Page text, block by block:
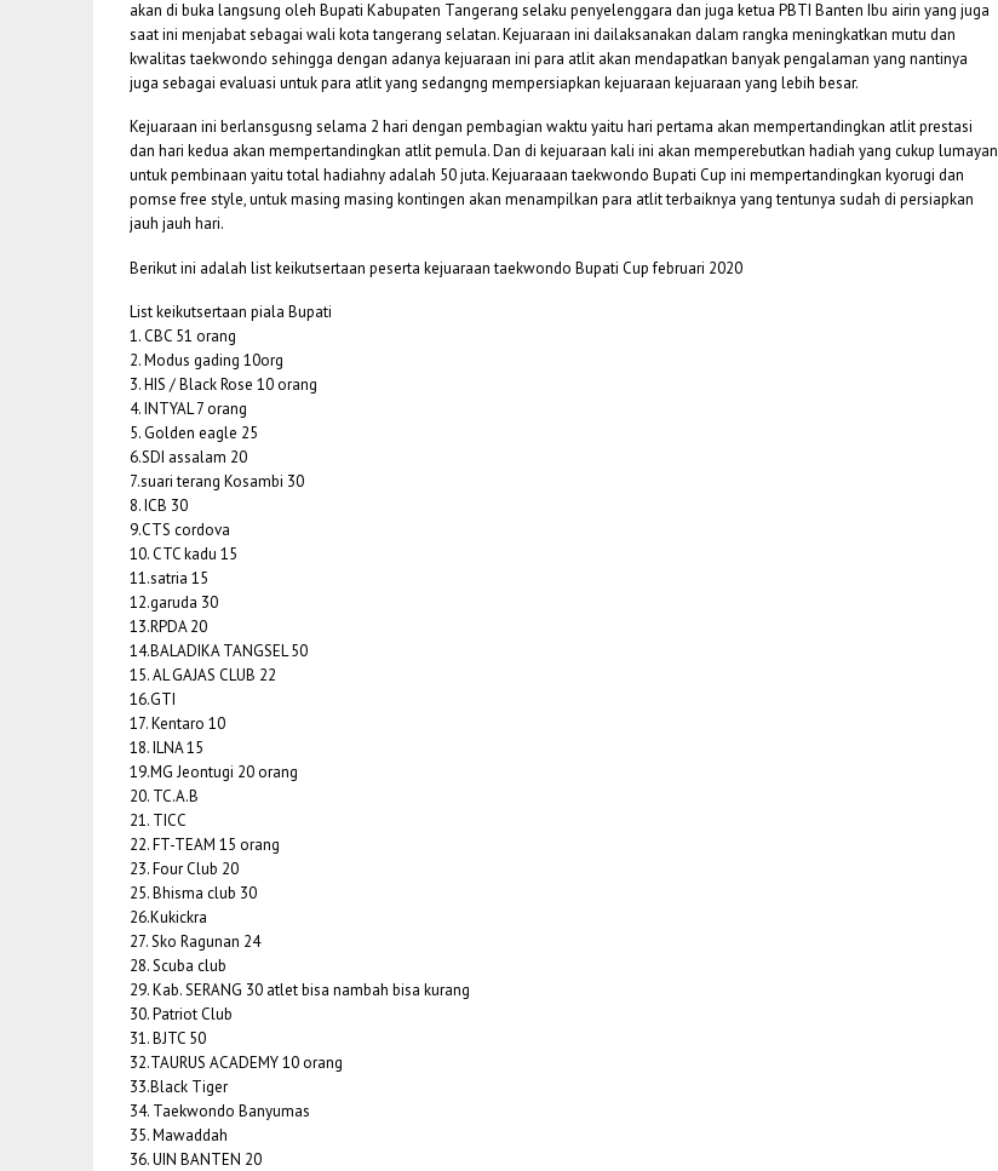
akan di buka langsung oleh Bupati Kabupaten Tangerang selaku penyelenggara dan juga ketua PBTI Banten Ibu airin yang juga
saat ini menjabat sebagai wali kota tangerang selatan. Kejuaraan ini dailaksanakan dalam rangka meningkatkan mutu dan
kwalitas taekwondo sehingga dengan adanya kejuaraan ini para atlit akan mendapatkan banyak pengalaman yang nantinya
juga sebagai evaluasi untuk para atlit yang sedangng mempersiapkan kejuaraan kejuaraan yang lebih besar.
Kejuaraan ini berlansgusng selama 2 hari dengan pembagian waktu yaitu hari pertama akan mempertandingkan atlit prestasi
dan hari kedua akan mempertandingkan atlit pemula. Dan di kejuaraan kali ini akan memperebutkan hadiah yang cukup lumayan
untuk pembinaan yaitu total hadiahny adalah 50 juta. Kejuaraaan taekwondo Bupati Cup ini mempertandingkan kyorugi dan
pomse free style, untuk masing masing kontingen akan menampilkan para atlit terbaiknya yang tentunya sudah di persiapkan
jauh jauh hari.
Berikut ini adalah list keikutsertaan peserta kejuaraan taekwondo Bupati Cup februari 2020
List keikutsertaan piala Bupati
1. CBC 51 orang
2. Modus gading 10org
3. HIS / Black Rose 10 orang
4. INTYAL 7 orang
5. Golden eagle 25
6.SDI assalam 20
7.suari terang Kosambi 30
8. ICB 30
9.CTS cordova
10. CTC kadu 15
11.satria 15
12.garuda 30
13.RPDA 20
14.BALADIKA TANGSEL 50
15. AL GAJAS CLUB 22
16.GTI
17. Kentaro 10
18. ILNA 15
19.MG Jeontugi 20 orang
20. TC.A.B
21. TICC
22. FT-TEAM 15 orang
23. Four Club 20
25. Bhisma club 30
26.Kukickra
27. Sko Ragunan 24
28. Scuba club
29. Kab. SERANG 30 atlet bisa nambah bisa kurang
30. Patriot Club
31. BJTC 50
32.TAURUS ACADEMY 10 orang
33.Black Tiger
34. Taekwondo Banyumas
35. Mawaddah
36. UIN BANTEN 20